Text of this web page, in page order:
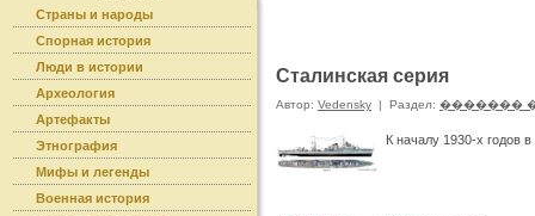
Страны и народы
Спорная история
Люди в истории
Археология
Артефакты
Этнография
Мифы и легенды
Военная история
Сталинская серия
Автор: Vedensky | Раздел: �������
К началу 1930-х годов